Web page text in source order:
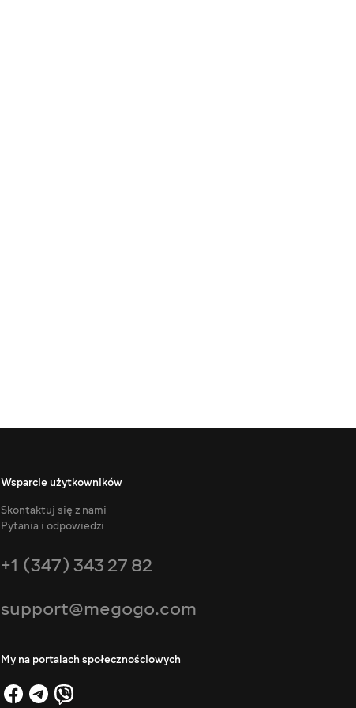
Wsparcie użytkowników
Skontaktuj się z nami
Pytania i odpowiedzi
+1 (347) 343 27 82
support@megogo.com
My na portalach społecznościowych